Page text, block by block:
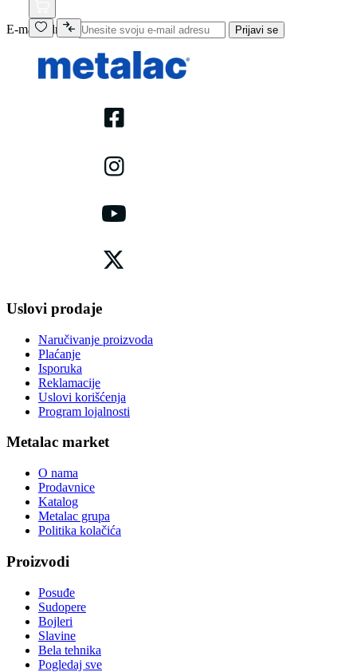
E-mail adresa Prijavi se
Uslovi prodaje
Naručivanje proizvoda
Plaćanje
Isporuka
Reklamacije
Uslovi korišćenja
Program lojalnosti
Metalac market
O nama
Prodavnice
Katalog
Metalac grupa
Politika kolačića
Proizvodi
Posuđe
Sudopere
Bojleri
Slavine
Bela tehnika
Pogledaj sve